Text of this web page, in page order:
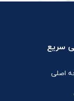
سریع
اصلی